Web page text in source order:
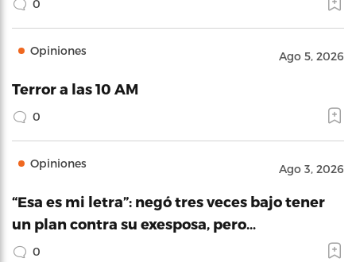
0
Opiniones Ago 5, 2026
Terror a las 10 AM
0
Opiniones Ago 3, 2026
“Esa es mi letra”: negó tres veces bajo tener
un plan contra su exesposa, pero…
0